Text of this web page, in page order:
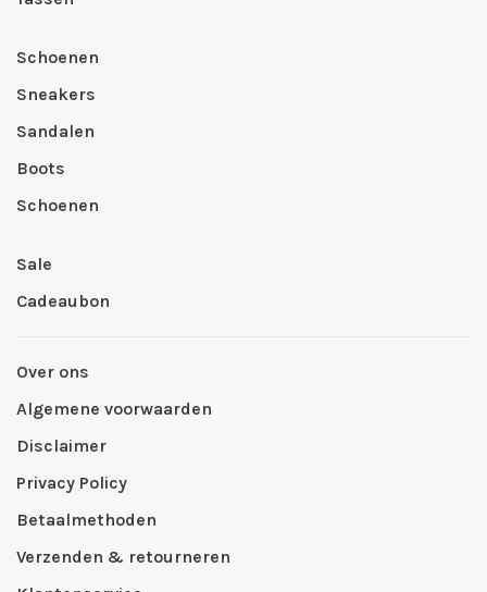
Schoenen
Sneakers
Sandalen
Boots
Schoenen
Sale
Cadeaubon
Over ons
Algemene voorwaarden
Disclaimer
Privacy Policy
Betaalmethoden
Verzenden & retourneren